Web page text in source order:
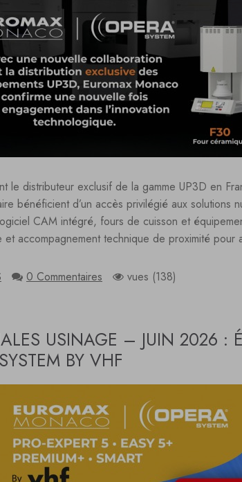
le distributeur exclusif de la gamme UP3D en
bénéficient d’un accès privilégié aux solutions
CAM intégré, fours de cuisson et
et accompagnement technique de proximité pour
0 Commentaires vues (138)
USINAGE – JUIN 2026 :
BY VHF